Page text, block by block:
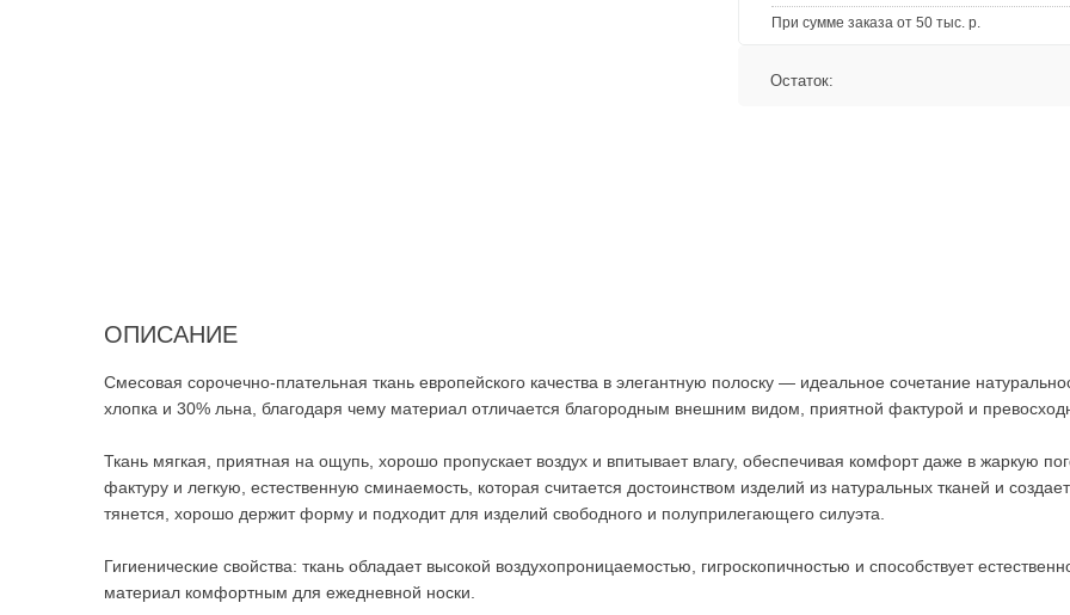
При сумме заказа от 50 тыс. р.
Остаток:
ОПИСАНИЕ
Смесовая сорочечно-плательная ткань европейского качества в элегантную полоску — идеальное сочетание
хлопка и 30% льна, благодаря чему материал отличается благородным внешним видом, приятной фактурой и
Ткань мягкая, приятная на ощупь, хорошо пропускает воздух и впитывает влагу, обеспечивая комфорт даже в жаркую
фактуру и легкую, естественную сминаемость, которая считается достоинством изделий из натуральных тканей и
тянется, хорошо держит форму и подходит для изделий свободного и полуприлегающего силуэта.
Гигиенические свойства: ткань обладает высокой воздухопроницаемостью, гигроскопичностью и способствует
материал комфортным для ежедневной носки.